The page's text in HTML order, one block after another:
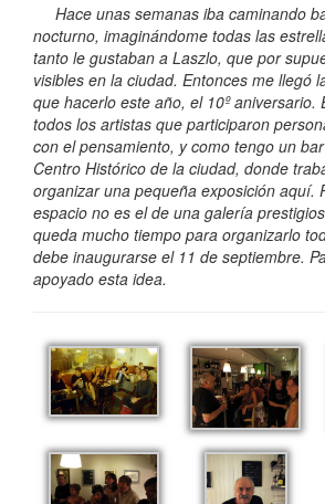
Hace unas semanas iba caminando
nocturno, imaginándome todas las
tanto le gustaban a Laszlo, que por
visibles en la ciudad. Entonces me llegó
que hacerlo este año, el 10º aniversario.
todos los artistas que participaron
con el pensamiento, y como tengo un
Centro Histórico de la ciudad, donde
organizar una pequeña exposición aquí.
espacio no es el de una galería
queda mucho tiempo para organizarlo
debe inaugurarse el 11 de septiembre.
apoyado esta idea.